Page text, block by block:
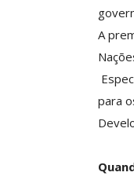
A
para